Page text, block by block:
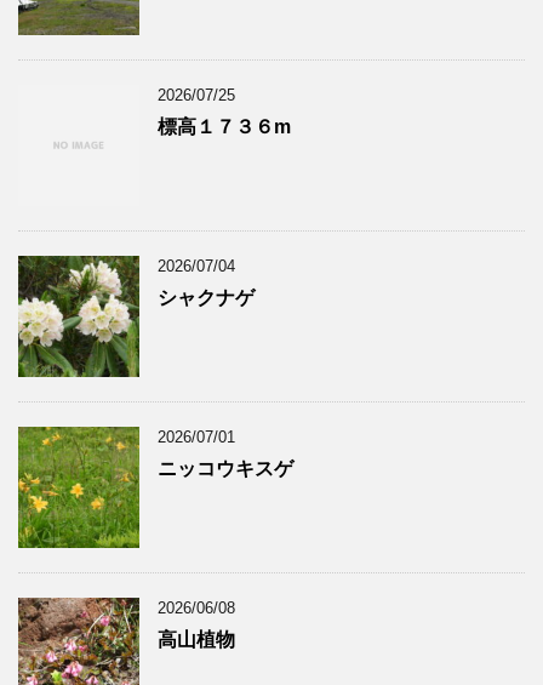
2026/07/25
標高１７３６m
2026/07/04
シャクナゲ
2026/07/01
ニッコウキスゲ
2026/06/08
高山植物